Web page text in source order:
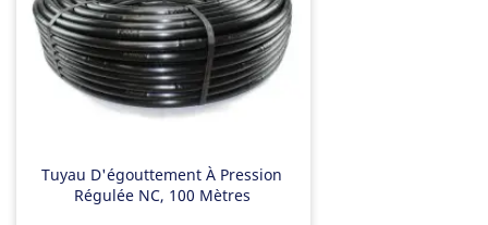
Tuyau D'égouttement À Pression
Régulée NC, 100 Mètres